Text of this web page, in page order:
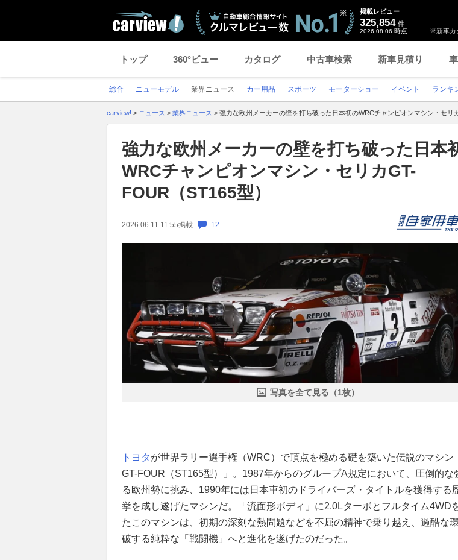
※新車カ
掲載レビュー
325,854 件
2026.08.06 時点
トップ 360°ビュー カタログ 中古車検索 新車見積り
総合 ニューモデル 業界ニュース カー用品 スポーツ モーターショー イベント ランキ
carview! > ニュース > 業界ニュース > 強力な欧州メーカーの壁を打ち破った日本初のWRCチャンピオンマシン・セリ
強力な欧州メーカーの壁を打ち破った日本
WRCチャンピオンマシン・セリカGT-
FOUR（ST165型）
2026.06.11 11:55掲載 12
写真を全て見る（1枚）
トヨタ が世界ラリー選手権（WRC）で頂点を極める礎を築いた伝説のマシン
GT-FOUR（ST165型）」。1987年からのグループA規定において、圧倒的な
る欧州勢に挑み、1990年には日本車初のドライバーズ・タイトルを獲得する
挙を成し遂げたマシンだ。「流面形ボディ」に2.0Lターボとフルタイム4WD
たこのマシンは、初期の深刻な熱問題などを不屈の精神で乗り越え、過酷な
破する純粋な「戦闘機」へと進化を遂げたのだった。